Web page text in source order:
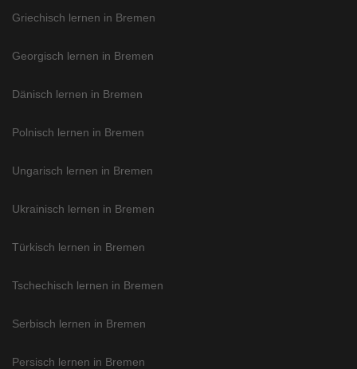
Griechisch lernen in Bremen
Georgisch lernen in Bremen
Dänisch lernen in Bremen
Polnisch lernen in Bremen
Ungarisch lernen in Bremen
Ukrainisch lernen in Bremen
Türkisch lernen in Bremen
Tschechisch lernen in Bremen
Serbisch lernen in Bremen
Persisch lernen in Bremen